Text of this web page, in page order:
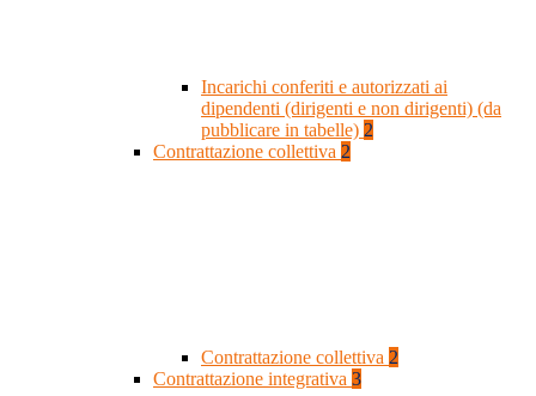
Incarichi conferiti e autorizzati ai
dipendenti (dirigenti e non dirigenti) (da
pubblicare in tabelle) 2
Contrattazione collettiva 2
Contrattazione collettiva 2
Contrattazione integrativa 3